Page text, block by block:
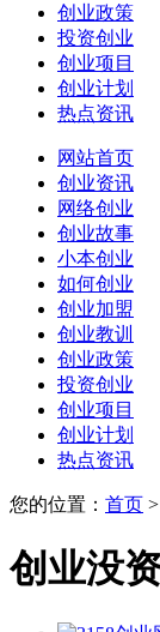
创业政策
投资创业
创业项目
创业计划
热点资讯
网站首页
创业资讯
网络创业
创业故事
小本创业
如何创业
创业加盟
创业教训
创业政策
投资创业
创业项目
创业计划
热点资讯
您的位置： 首页
创业没